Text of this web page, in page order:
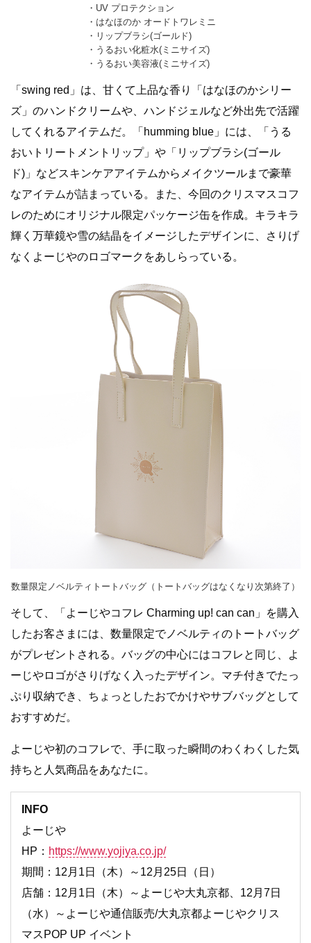
・UV プロテクション
・はなほのか オードトワレミニ
・リップブラシ(ゴールド)
・うるおい化粧水(ミニサイズ)
・うるおい美容液(ミニサイズ)
「swing red」は、甘くて上品な香り「はなほのかシリー
ズ」のハンドクリームや、ハンドジェルなど外出先で活躍
してくれるアイテムだ。「humming blue」には、「うる
おいトリートメントリップ」や「リップブラシ(ゴール
ド)」などスキンケアアイテムからメイクツールまで豪華
なアイテムが詰まっている。また、今回のクリスマスコフ
レのためにオリジナル限定パッケージ缶を作成。キラキラ
輝く万華鏡や雪の結晶をイメージしたデザインに、さりげ
なくよーじやのロゴマークをあしらっている。
数量限定ノベルティトートバッグ（トートバッグはなくなり次第終了）
そして、「よーじやコフレ Charming up! can can」を購入
したお客さまには、数量限定でノベルティのトートバッグ
がプレゼントされる。バッグの中心にはコフレと同じ、よ
ーじやロゴがさりげなく入ったデザイン。マチ付きでたっ
ぷり収納でき、ちょっとしたおでかけやサブバッグとして
おすすめだ。
よーじや初のコフレで、手に取った瞬間のわくわくした気
持ちと人気商品をあなたに。
INFO
よーじや
HP： https://www.yojiya.co.jp/
期間：12月1日（木）～12月25日（日）
店舗：12月1日（木）～よーじや大丸京都、12月7日
（水）～よーじや通信販売/大丸京都よーじやクリス
マスPOP UP イベント